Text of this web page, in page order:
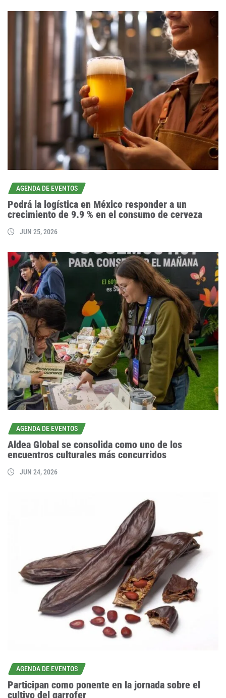
AGENDA DE EVENTOS
Podrá la logística en México responder a un
crecimiento de 9.9 % en el consumo de cerveza
JUN 25, 2026
AGENDA DE EVENTOS
Aldea Global se consolida como uno de los
encuentros culturales más concurridos
JUN 24, 2026
AGENDA DE EVENTOS
Participan como ponente en la jornada sobre el
cultivo del garrofer